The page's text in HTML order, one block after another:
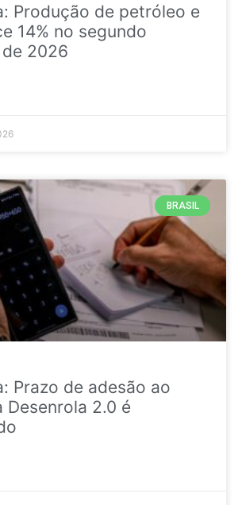
Produção de petróleo e
14% no segundo
2026
BRASIL
Prazo de adesão ao
Desenrola 2.0 é